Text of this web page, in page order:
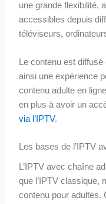
une grande flexibilité,
accessibles depuis
téléviseurs,
Le contenu est
ainsi une expérience
contenu adulte en
en plus à avoir un
via l’IPTV.
Les bases de l’IPTV
L’IPTV avec chaîne
que l’IPTV classique,
contenu pour adultes.